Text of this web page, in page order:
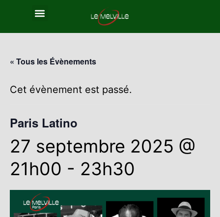
« Tous les Évènements
Cet évènement est passé.
Paris Latino
27 septembre 2025 @
21h00 - 23h30